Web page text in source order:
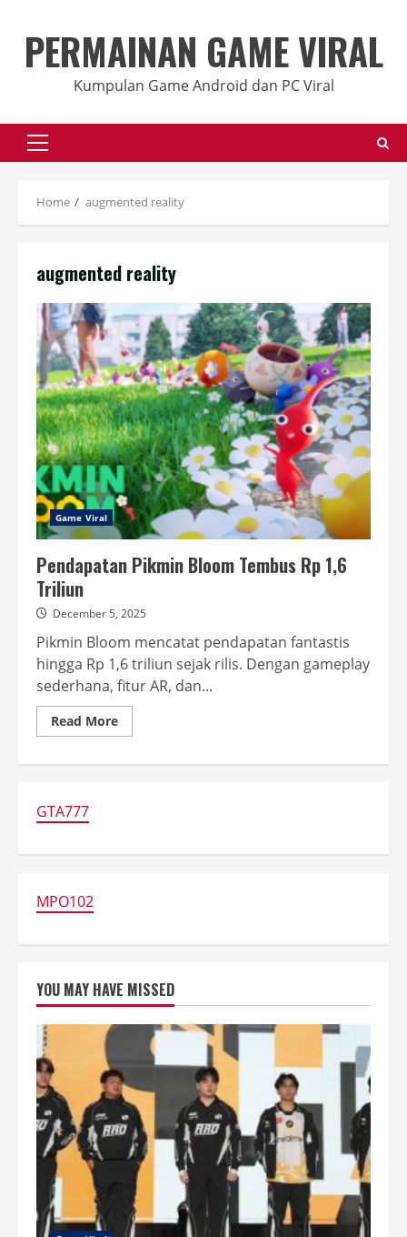
contentPERMAINAN GAME VIRAL
Kumpulan Game Android dan PC Viral
Primary
Home augmented reality
augmented reality
Game Viral
Pendapatan Pikmin Bloom Tembus Rp 1,6
Triliun
December 5, 2025
Pikmin Bloom mencatat pendapatan fantastis
hingga Rp 1,6 triliun sejak rilis. Dengan gameplay
sederhana, fitur AR, dan...
Read MoreRead
more
GTA777
MPO102
YOU MAY HAVE MISSED